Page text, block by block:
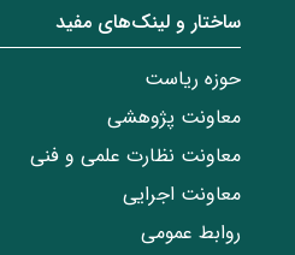
ساختار‌‌ و‌‌ لینک‌های مفید
حوزه ریاست
معاونت پژوهشی
معاونت نظارت علمی و فنی
معاونت اجرایی
روابط عمومی